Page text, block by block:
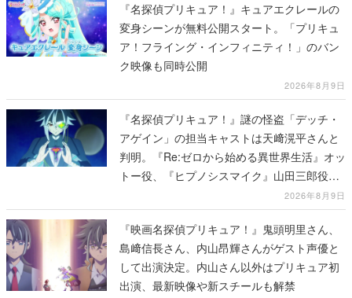
『名探偵プリキュア！』キュアエクレールの
変身シーンが無料公開スタート。「プリキュ
ア！フライング・インフィニティ！」のバン
ク映像も同時公開
2026年8月9日
『名探偵プリキュア！』謎の怪盗「デッチ・
アゲイン」の担当キャストは天﨑滉平さんと
判明。『Re:ゼロから始める異世界生活』オッ
トー役、『ヒプノシスマイク』山田三郎役な
2026年8月9日
『映画名探偵プリキュア！』鬼頭明里さん、
島﨑信長さん、内山昂輝さんがゲスト声優と
して出演決定。内山さん以外はプリキュア初
出演、最新映像や新スチールも解禁